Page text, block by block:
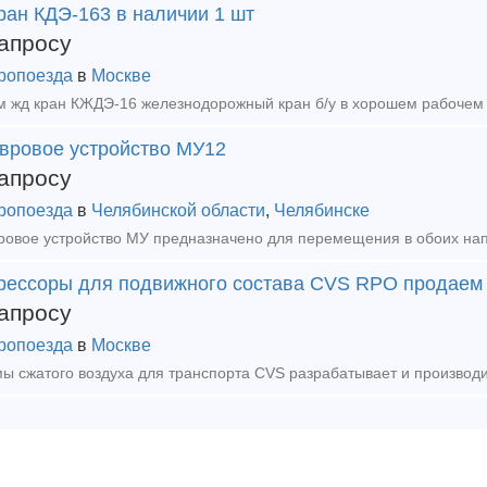
КДЭ-163 в наличии 1 шт
в Москве
устройство МУ12
в Челябинской области, Челябинске
для подвижного состава CVS RPO
в Москве